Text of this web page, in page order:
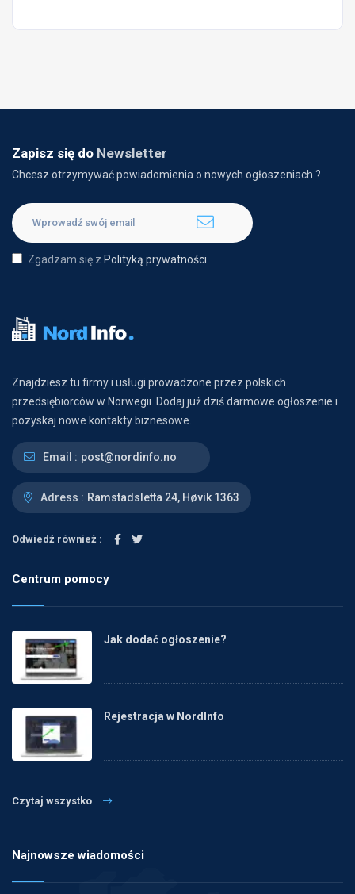
Zapisz się do Newsletter
Chcesz otrzymywać powiadomienia o nowych ogłoszeniach ?
Zgadzam się z Polityką prywatności
Znajdziesz tu firmy i usługi prowadzone przez polskich
przedsiębiorców w Norwegii. Dodaj już dziś darmowe ogłoszenie i
pozyskaj nowe kontakty biznesowe.
Email : post@nordinfo.no
Adress : Ramstadsletta 24, Høvik 1363
Odwiedź również :
Centrum pomocy
Jak dodać ogłoszenie?
Rejestracja w NordInfo
Czytaj wszystko
Najnowsze wiadomości